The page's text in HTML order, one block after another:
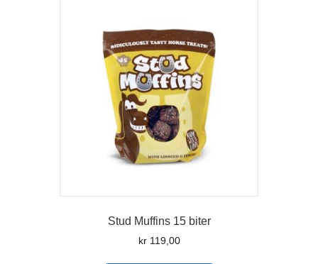
velges
på
produktsiden
Stud Muffins 15 biter
kr119,00